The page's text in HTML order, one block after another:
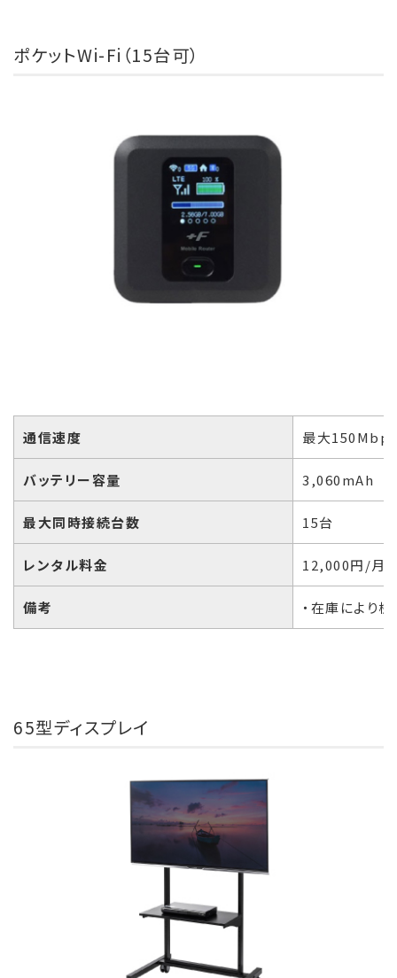
ポケットWi-Fi（15台可）
通信速度 最大150Mbps
バッテリー容量 3,060mAh
最大同時接続台数 15台
レンタル料金 12,000円/月
備考 ・在庫により
65型ディスプレイ